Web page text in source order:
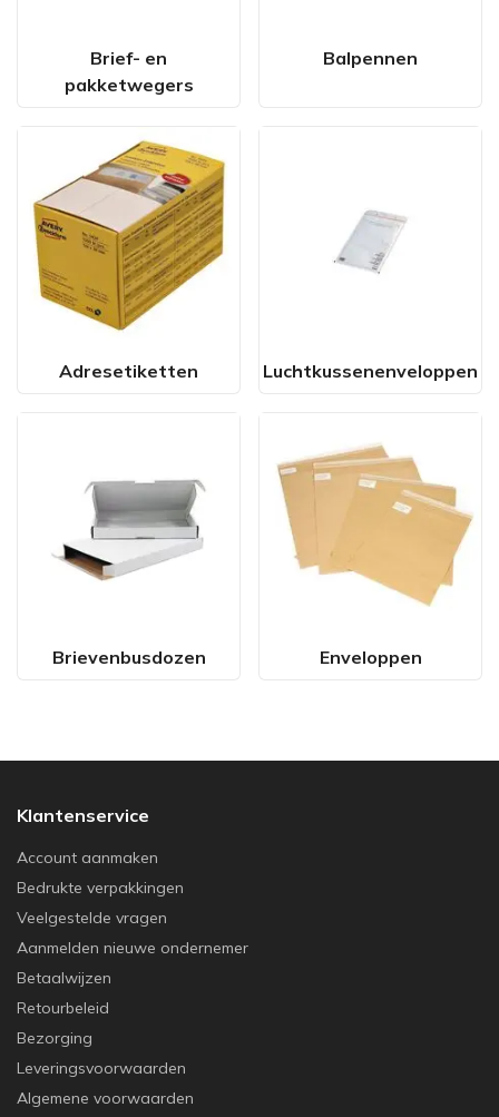
Brief- en
pakketwegers
Balpennen
Adresetiketten Luchtkussenenveloppen
Brievenbusdozen Enveloppen
Klantenservice
Account aanmaken
Bedrukte verpakkingen
Veelgestelde vragen
Aanmelden nieuwe ondernemer
Betaalwijzen
Retourbeleid
Bezorging
Leveringsvoorwaarden
Algemene voorwaarden